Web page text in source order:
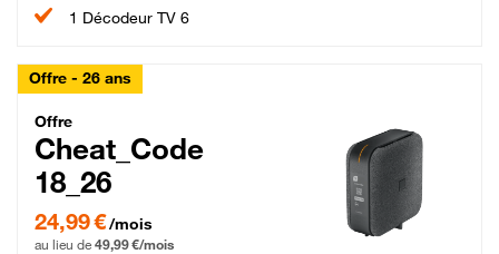
1 Décodeur TV 6
Offre - 26 ans
Cheat_Code Fibre_18_26
Offre
Cheat_Code
18_26
24,99 € par mois pendant 0 mois puis 49,99 € par mois, Sans engagement
24,99 €/mois
au lieu de 49,99 €/mois